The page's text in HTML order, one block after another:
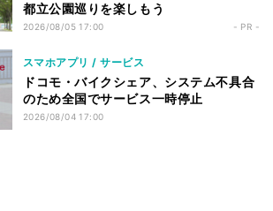
都立公園巡りを楽しもう
2026/08/05 17:00 - PR -
スマホアプリ / サービス
ドコモ・バイクシェア、システム不具合
のため全国でサービス一時停止
2026/08/04 17:00